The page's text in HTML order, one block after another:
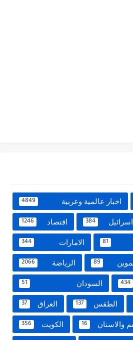
اخبار عالمية وعربية 4849
اسرائيل 384 اقتصاد 1246
81 الامارات 344
89 الرياضة 2066
434 السودان 51
الطقس 137 العراق 37
والاسنان 16 الكويت 356